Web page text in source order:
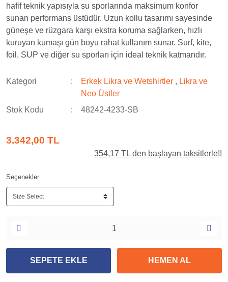
hafif teknik yapısıyla su sporlarında maksimum konfor
sunan performans üstüdür. Uzun kollu tasarımı sayesinde
güneşe ve rüzgara karşı ekstra koruma sağlarken, hızlı
kuruyan kumaşı gün boyu rahat kullanım sunar. Surf, kite,
foil, SUP ve diğer su sporları için ideal teknik katmandır.
Kategori Erkek Likra ve Wetshirtler , Likra ve
Neo Üstler
Stok Kodu
48242-4233-SB
3.342,00 TL
354,17 TL den başlayan taksitlerle!!
Seçenekler
SEPETE EKLE HEMEN AL